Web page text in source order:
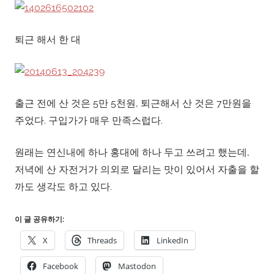
퇴근 해서 한 대
출근 전에 산 것은 5만 5천원, 퇴근해서 산 것은 7만원을
주었다. 구입가가 매우 만족스럽다.
원래는 연신내에 하나 홍대에 하나 두고 쓰려고 했는데,
저녁에 산 자전거가 의외로 달리는 맛이 있어서 자출을 할
까도 생각도 하고 있다.
이 글 공유하기:
X Threads LinkedIn
Facebook Mastodon